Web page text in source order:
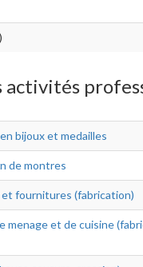
activités
bijoux et medailles
de montres
fournitures (fabrication)
menage et de cuisine